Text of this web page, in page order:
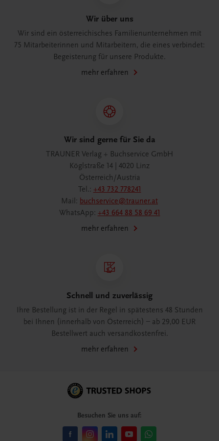
Wir über uns
Wir sind ein österreichisches Familienunternehmen mit
75 Mitarbeiterinnen und Mitarbeitern, die eines verbindet:
Begeisterung für unsere Produkte.
mehr erfahren
Wir sind gerne für Sie da
TRAUNER Verlag + Buchservice GmbH
Köglstraße 14 | 4020 Linz
Österreich/Austria
Tel.: +43 732 778241
Mail: buchservice@trauner.at
WhatsApp: +43 664 88 58 69 41
mehr erfahren
Schnell und zuverlässig
Ihre Bestellung ist in der Regel in spätestens 48 Stunden
bei Ihnen (innerhalb von Österreich) – ab 29,00 EUR
Bestellwert auch versandkostenfrei.
mehr erfahren
Besuchen Sie uns auf: